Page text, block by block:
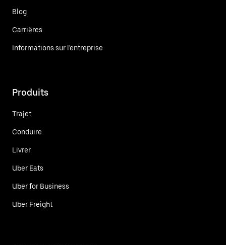
Blog
Carrières
Informations sur l'entreprise
Produits
Trajet
Conduire
Livrer
Uber Eats
Uber for Business
Uber Freight